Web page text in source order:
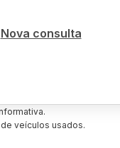
Nova consulta
veículos usados.